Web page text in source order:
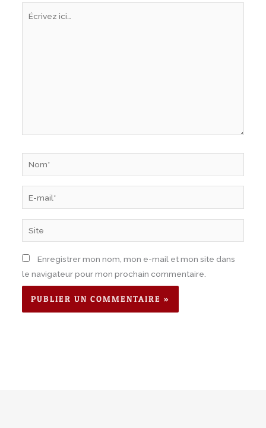
mail*
Site
Enregistrer mon nom, mon e-mail et mon site dans
le navigateur pour mon prochain commentaire.